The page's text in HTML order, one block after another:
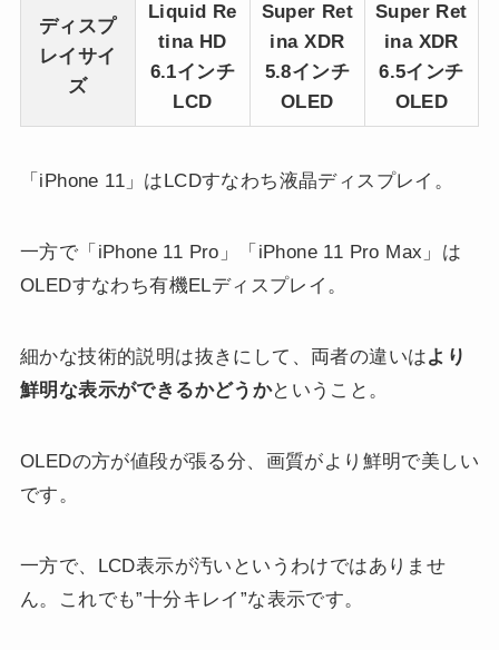
ディスプ
レイサイ
ズ
Liquid Re
tina HD
6.1インチ
LCD
Super Ret
ina XDR
5.8インチ
OLED
Super Ret
ina XDR
6.5インチ
OLED
「iPhone 11」はLCDすなわち液晶ディスプレイ。
一方で「iPhone 11 Pro」「iPhone 11 Pro Max」は
OLEDすなわち有機ELディスプレイ。
細かな技術的説明は抜きにして、両者の違いはより
鮮明な表示ができるかどうかということ。
OLEDの方が値段が張る分、画質がより鮮明で美しい
です。
一方で、LCD表示が汚いというわけではありませ
ん。これでも”十分キレイ”な表示です。